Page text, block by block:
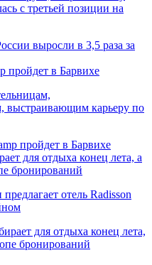
с третьей позиции на
пройдет в Барвихе
выстраивающим карьеру по
для отдыха конец лета, а
бронирований
отель Radisson